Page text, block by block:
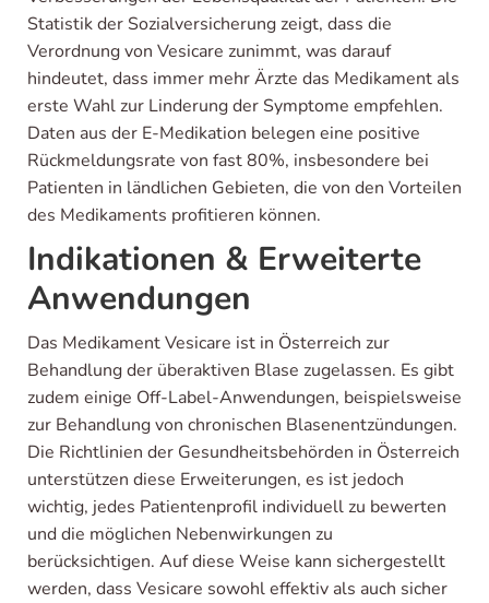
Statistik der Sozialversicherung zeigt, dass die
Verordnung von Vesicare zunimmt, was darauf
hindeutet, dass immer mehr Ärzte das Medikament als
erste Wahl zur Linderung der Symptome empfehlen.
Daten aus der E-Medikation belegen eine positive
Rückmeldungsrate von fast 80%, insbesondere bei
Patienten in ländlichen Gebieten, die von den Vorteilen
des Medikaments profitieren können.
Indikationen & Erweiterte
Anwendungen
Das Medikament Vesicare ist in Österreich zur
Behandlung der überaktiven Blase zugelassen. Es gibt
zudem einige Off-Label-Anwendungen, beispielsweise
zur Behandlung von chronischen Blasenentzündungen.
Die Richtlinien der Gesundheitsbehörden in Österreich
unterstützen diese Erweiterungen, es ist jedoch
wichtig, jedes Patientenprofil individuell zu bewerten
und die möglichen Nebenwirkungen zu
berücksichtigen. Auf diese Weise kann sichergestellt
werden, dass Vesicare sowohl effektiv als auch sicher